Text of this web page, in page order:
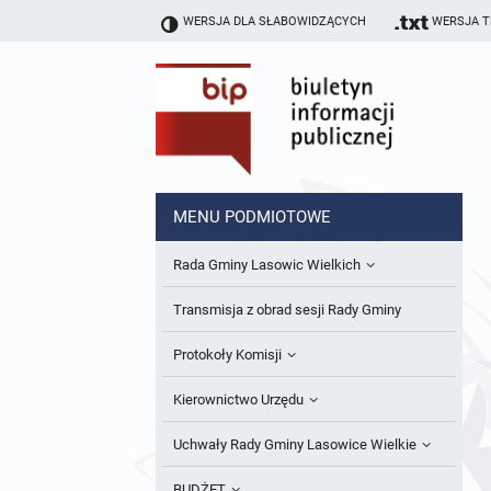
WERSJA DLA SŁABOWIDZĄCYCH WERSJA
MENU PODMIOTOWE
Rada Gminy Lasowic Wielkich
Sesje Rady Gminy
Skład Rady Gminy
Interpelacje i Zapytania Radnych
Komisje Rady Gminy i informacja o
Transmisja z obrad sesji Rady Gminy
Protokoły Komisji
Komisja Budżetu i Finansów
Komisja Oświatowa
Kierownictwo Urzędu
Wójt
Uchwały Rady Gminy Lasowice Wielkie